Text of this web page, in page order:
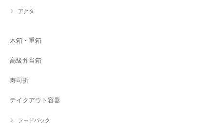
アクタ
木箱・重箱
高級弁当箱
寿司折
テイクアウト容器
フードパック